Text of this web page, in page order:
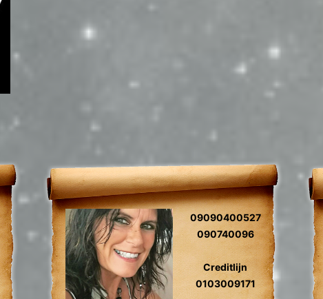
09090400527
090740096
Creditlijn
0103009171